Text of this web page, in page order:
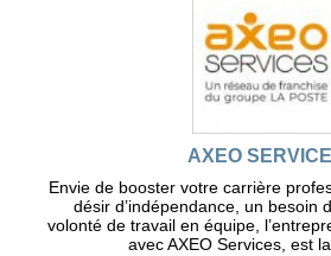
AXEO
Envie de booster votre carrière
désir d’indépendance, un besoin
volonté de travail en équipe,
avec AXEO Services, est